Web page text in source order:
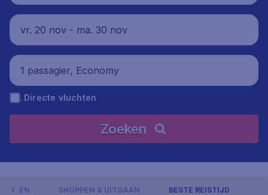
vr. 20 nov - ma. 30 nov
1 passagier, Economy
Directe vluchten
Zoeken
SHOPPEN & UITGAAN BESTE REISTIJD